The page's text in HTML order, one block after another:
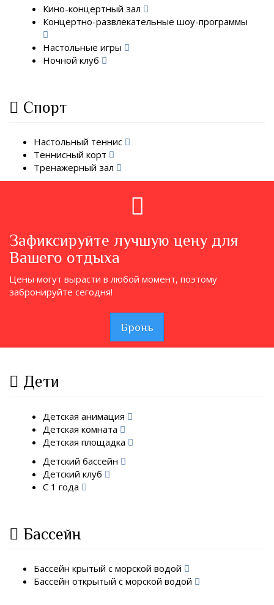
Кино-концертный зал
Концертно-развлекательные шоу-программы
Настольные игры
Ночной клуб
Спорт
Настольный теннис
Теннисный корт
Тренажерный зал
Зафиксируйте лучшую цену для
Вашего отдыха
Цены могут вырасти в любой момент, поэтому
забронируйте сегодня!
Бронь
Дети
Детская анимация
Детская комната
Детская площадка
Детский бассейн
Детский клуб
С 1 года
Бассейн
Бассейн крытый с морской водой
Бассейн открытый с морской водой